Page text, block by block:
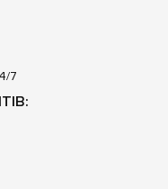
7